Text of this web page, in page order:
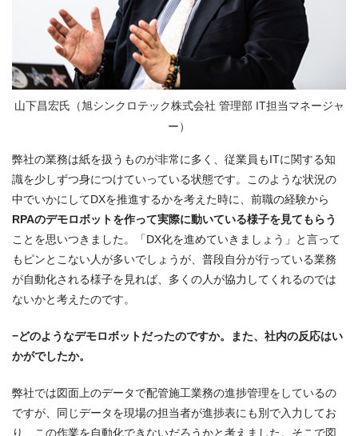
山下昌宏氏（旭シンクロテック株式会社 管理部 IT担当マネージャ
ー）
弊社の業務は紙を扱うものが非常に多く、従業員もITに関する知
識を少しずつ身につけていっている状態です。このような状況の
中でいかにしてDXを推進するかを考えた時に、前職の経験から
RPAのデモロボットを作って実際に動いている様子を見てもらう
ことを思いつきました。「DX化を進めていきましょう」と言って
もピンとこない人が多いでしょうが、普段自分が行っている業務
が自動化される様子を見れば、多くの人が協力してくれるのでは
ないかと考えたのです。
−どのようなデモロボットだったのですか。また、社内の反応はい
かがでしたか。
弊社では図面上のデータで配管施工業務の進捗管理をしているの
ですが、同じデータを現場の担当者が進捗表にも別で入力してお
り、この作業を自動化できないだろうかと考えました。そこで図